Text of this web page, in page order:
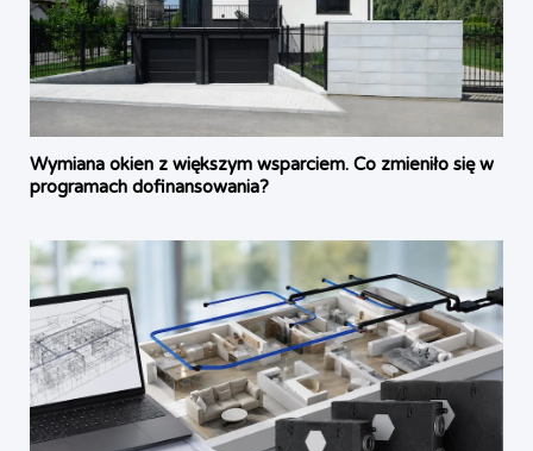
Wymiana okien z większym wsparciem. Co zmieniło się w
programach dofinansowania?